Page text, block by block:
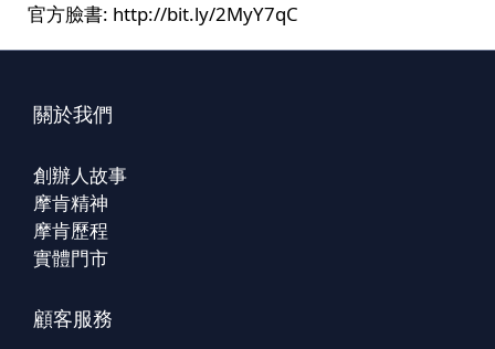
官方臉書: http://bit.ly/2MyY7qC
關於我們
創辦人故事
摩肯精神
摩肯歷程
實體門市
顧客服務